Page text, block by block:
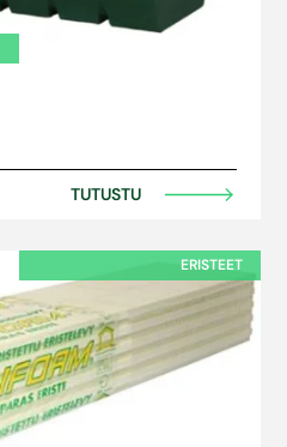
TUTUSTU
ERISTEET